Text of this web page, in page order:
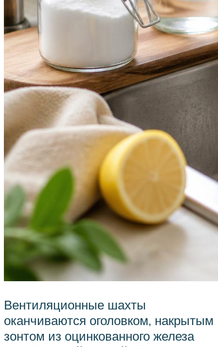
Вентиляционные шахты
оканчиваются оголовком, накрытым
зонтом из оцинкованного железа